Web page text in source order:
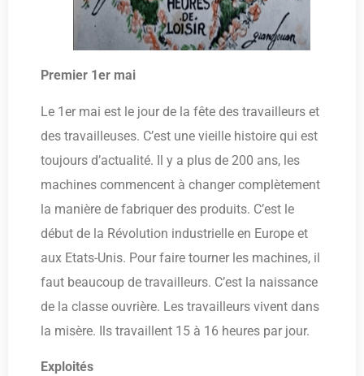
Premier 1er mai
Le 1er mai est le jour de la fête des travailleurs et
des travailleuses. C’est une vieille histoire qui est
toujours d’actualité. Il y a plus de 200 ans, les
machines commencent à changer complètement
la manière de fabriquer des produits. C’est le
début de la Révolution industrielle en Europe et
aux Etats-Unis. Pour faire tourner les machines, il
faut beaucoup de travailleurs. C’est la naissance
de la classe ouvrière. Les travailleurs vivent dans
la misère. Ils travaillent 15 à 16 heures par jour.
Exploités